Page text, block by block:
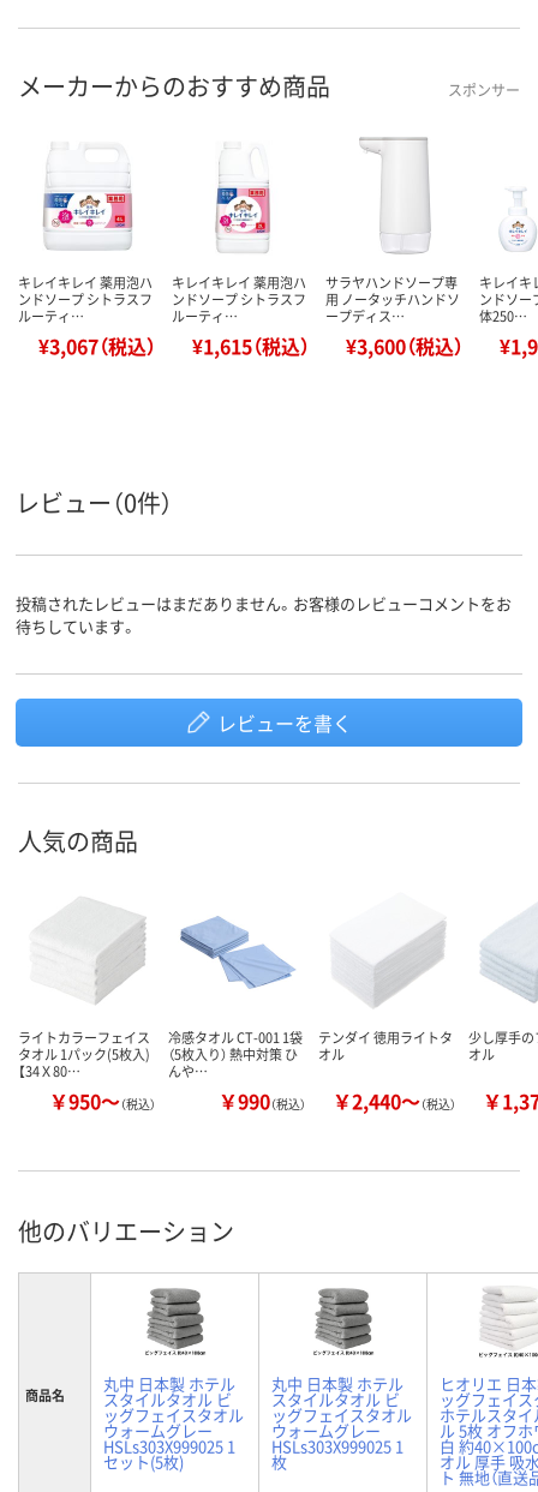
メーカーからのおすすめ商品 スポンサー
キレイキレイ 薬用泡ハ
ンドソープ シトラスフ
ルーティ…
¥3,067（税込）
キレイキレイ 薬用泡ハ
ンドソープ シトラスフ
ルーティ…
¥1,615（税込）
サラヤハンドソープ専
用 ノータッチハンドソ
ープディス…
¥3,600（税込）
キレイキ
ンドソー
体250…
レビュー（0件）
投稿されたレビューはまだありません。お客様のレビューコメントをお
待ちしています。
レビューを書く
人気の商品
ライトカラーフェイス
タオル 1パック(5枚入)
【34Ｘ80…
￥950～（税込）
冷感タオル CT-001 1袋
（5枚入り） 熱中対策 ひ
んや…
￥990（税込）
テンダイ 徳用ライトタ
オル
￥2,440～（税込）
少し厚手
オル
￥
他のバリエーション
商品名 丸中 日本製 ホテル
スタイルタオル ビ
ッグフェイスタオル
ウォームグレー
HSLs303X999025 1
セット(5枚)
丸中 日本製 ホテル
スタイルタオル ビ
ッグフェイスタオル
ウォームグレー
HSLs303X999025 1
枚
ヒオリエ 日
ッグフェイ
ホテルスタ
ル 5枚 オフ
白 約
オル 厚手 吸
ト 無地（直送